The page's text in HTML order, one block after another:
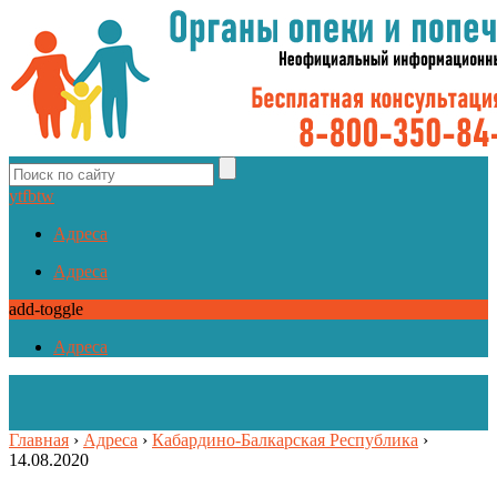
ytfbtw
Адреса
Адреса
add-toggle
Адреса
Главная › Адреса › Кабардино-Балкарская Республика ›
14.08.2020